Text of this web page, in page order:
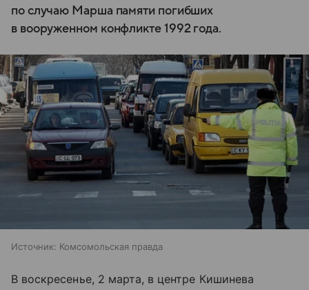
по случаю Марша памяти погибших
в вооруженном конфликте 1992 года.
Источник: Комсомольская правда
В воскресенье, 2 марта, в центре Кишинева